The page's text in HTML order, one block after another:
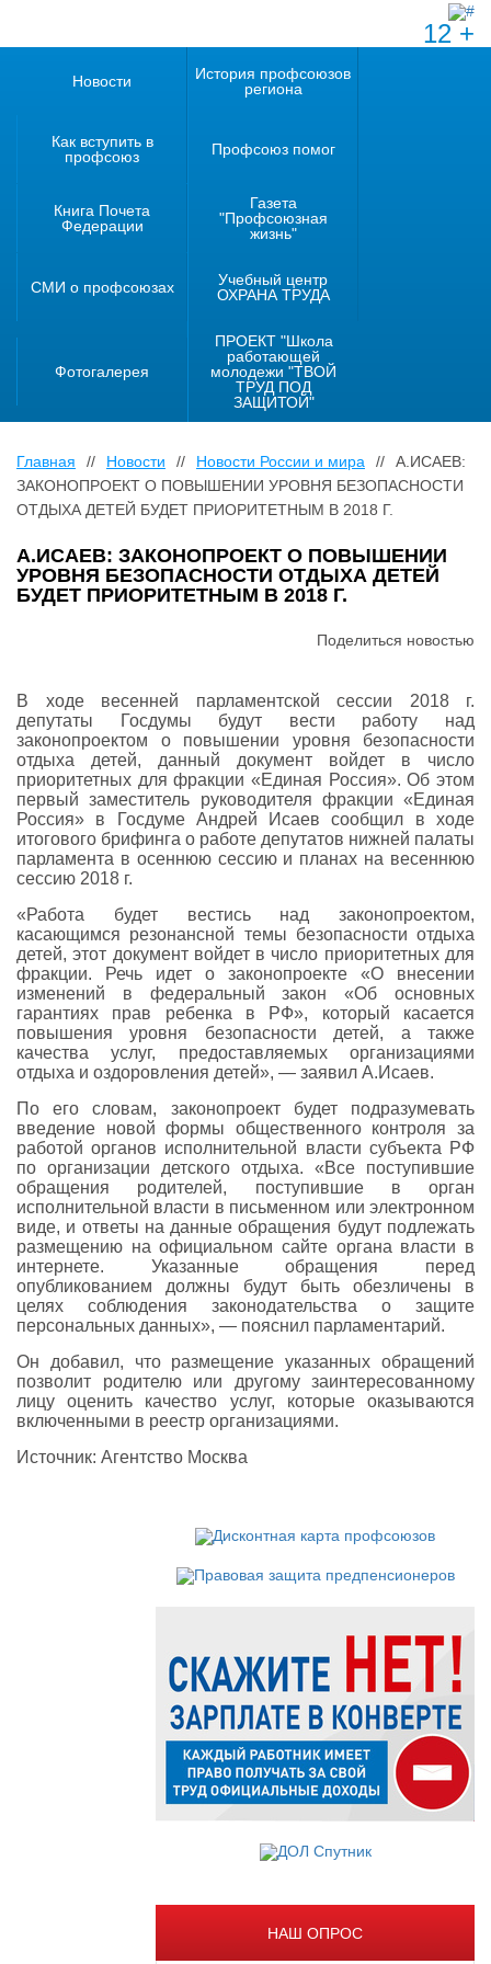
12 +
Новости
История профсоюзов
региона
Как вступить в
профсоюз
Профсоюз помог
Книга Почета
Федерации
Газета
"Профсоюзная
жизнь"
СМИ о профсоюзах
Учебный центр
ОХРАНА ТРУДА
Фотогалерея
ПРОЕКТ "Школа
работающей
молодежи "ТВОЙ
ТРУД ПОД
ЗАЩИТОЙ"
Главная // Новости // Новости России и мира //
А.ИСАЕВ:
ЗАКОНОПРОЕКТ О ПОВЫШЕНИИ УРОВНЯ БЕЗОПАСНОСТИ
ОТДЫХА ДЕТЕЙ БУДЕТ ПРИОРИТЕТНЫМ В 2018 Г.
А.ИСАЕВ: ЗАКОНОПРОЕКТ О ПОВЫШЕНИИ
УРОВНЯ БЕЗОПАСНОСТИ ОТДЫХА ДЕТЕЙ
БУДЕТ ПРИОРИТЕТНЫМ В 2018 Г.
Поделиться новостью
В ходе весенней парламентской сессии 2018 г.
депутаты Госдумы будут вести работу над
законопроектом о повышении уровня безопасности
отдыха детей, данный документ войдет в число
приоритетных для фракции «Единая Россия». Об этом
первый заместитель руководителя фракции «Единая
Россия» в Госдуме Андрей Исаев сообщил в ходе
итогового брифинга о работе депутатов нижней палаты
парламента в осеннюю сессию и планах на весеннюю
сессию 2018 г.
«Работа будет вестись над законопроектом,
касающимся резонансной темы безопасности отдыха
детей, этот документ войдет в число приоритетных для
фракции. Речь идет о законопроекте «О внесении
изменений в федеральный закон «Об основных
гарантиях прав ребенка в РФ», который касается
повышения уровня безопасности детей, а также
качества услуг, предоставляемых организациями
отдыха и оздоровления детей», — заявил А.Исаев.
По его словам, законопроект будет подразумевать
введение новой формы общественного контроля за
работой органов исполнительной власти субъекта РФ
по организации детского отдыха. «Все поступившие
обращения родителей, поступившие в орган
исполнительной власти в письменном или электронном
виде, и ответы на данные обращения будут подлежать
размещению на официальном сайте органа власти в
интернете. Указанные обращения перед
опубликованием должны будут быть обезличены в
целях соблюдения законодательства о защите
персональных данных», — пояснил парламентарий.
Он добавил, что размещение указанных обращений
позволит родителю или другому заинтересованному
лицу оценить качество услуг, которые оказываются
включенными в реестр организациями.
Источник: Агентство Москва
НАШ ОПРОС